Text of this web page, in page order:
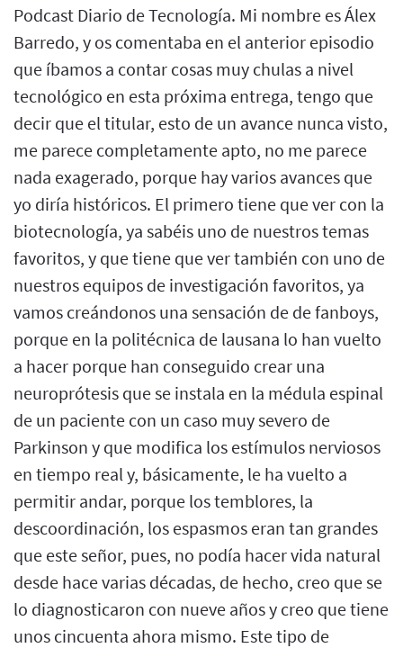
Podcast Diario de Tecnología. Mi nombre es Álex
Barredo, y os comentaba en el anterior episodio
que íbamos a contar cosas muy chulas a nivel
tecnológico en esta próxima entrega, tengo que
decir que el titular, esto de un avance nunca visto,
me parece completamente apto, no me parece
nada exagerado, porque hay varios avances que
yo diría históricos. El primero tiene que ver con la
biotecnología, ya sabéis uno de nuestros temas
favoritos, y que tiene que ver también con uno de
nuestros equipos de investigación favoritos, ya
vamos creándonos una sensación de de fanboys,
porque en la politécnica de lausana lo han vuelto
a hacer porque han conseguido crear una
neuroprótesis que se instala en la médula espinal
de un paciente con un caso muy severo de
Parkinson y que modifica los estímulos nerviosos
en tiempo real y, básicamente, le ha vuelto a
permitir andar, porque los temblores, la
descoordinación, los espasmos eran tan grandes
que este señor, pues, no podía hacer vida natural
desde hace varias décadas, de hecho, creo que se
lo diagnosticaron con nueve años y creo que tiene
unos cincuenta ahora mismo. Este tipo de